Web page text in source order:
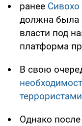
ранее Сивохо
должна была
власти под
платформа
В свою
террористами
Однако